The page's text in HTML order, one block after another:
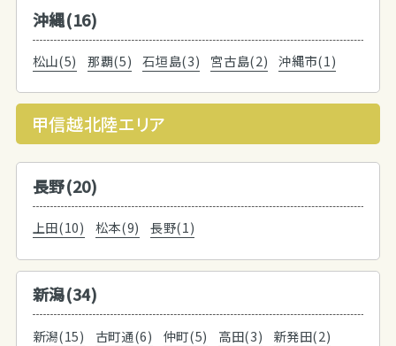
沖縄(16)
松山(5) 那覇(5) 石垣島(3) 宮古島(2) 沖縄市(1)
甲信越北陸エリア
長野(20)
上田(10) 松本(9) 長野(1)
新潟(34)
新潟(15) 古町通(6) 仲町(5) 高田(3)
新発田(2)